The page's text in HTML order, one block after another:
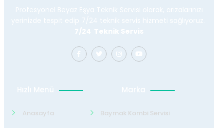
Profesyonel Beyaz Eşya Teknik Servisi olarak, arızalarınızı
yerinizde tespit edip 7/24 teknik servis hizmeti sağlıyoruz.
7/24 Teknik Servis
Hızlı Menü
Anasayfa
Marka
Baymak Kombi Servisi